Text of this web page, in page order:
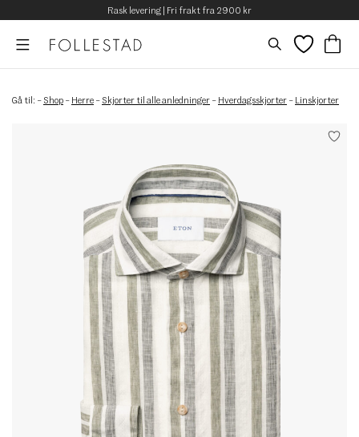
Rask levering | Fri frakt fra 2900 kr
Gå til: – Shop – Herre – Skjorter til alle anledninger – Hverdagsskjorter – Linskjorter